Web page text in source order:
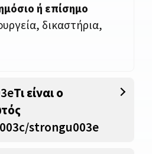
ή επίσημο
δικαστήρια,
Τι είναι ο
strongu003e